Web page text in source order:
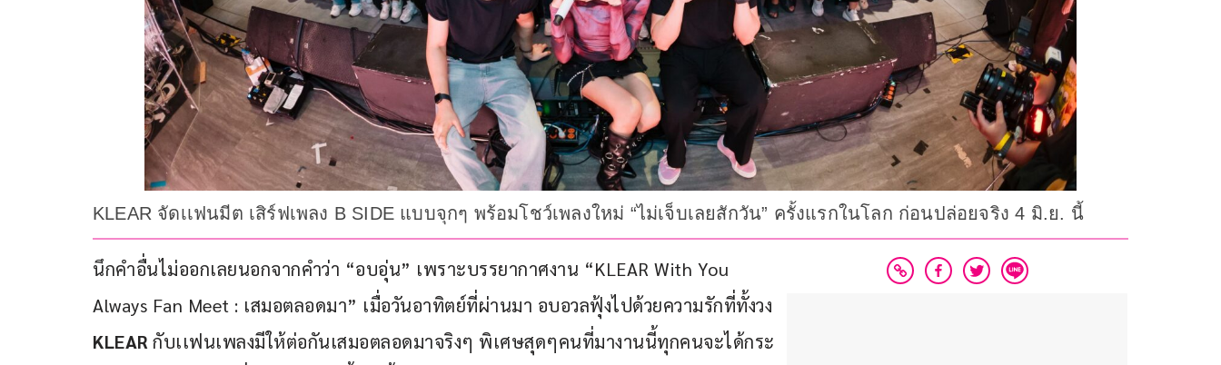
KLEAR จัดเเฟนมีต เสิร์ฟเพลง B SIDE แบบจุกๆ พร้อมโชว์เพลงใหม่ “ไม่เจ็บเลยสักวัน” ครั้งแรกในโลก ก่อนปล่อยจริง 4 มิ.ย. นี้
นึกคำอื่นไม่ออกเลยนอกจากคำว่า “อบอุ่น” เพราะบรรยากาศงาน “KLEAR With You
Always Fan Meet : เสมอตลอดมา” เมื่อวันอาทิตย์ที่ผ่านมา อบอวลฟุ้งไปด้วยความรักที่ทั้งวง
KLEAR กับเเฟนเพลงมีให้ต่อกันเสมอตลอดมาจริงๆ พิเศษสุดๆคนที่มางานนี้ทุกคนจะได้กระ